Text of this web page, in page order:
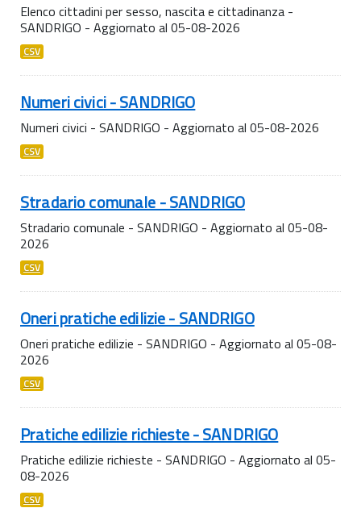
Elenco cittadini per sesso, nascita e cittadinanza -
SANDRIGO - Aggiornato al 05-08-2026
CSV
Numeri civici - SANDRIGO
Numeri civici - SANDRIGO - Aggiornato al 05-08-2026
CSV
Stradario comunale - SANDRIGO
Stradario comunale - SANDRIGO - Aggiornato al 05-08-
2026
CSV
Oneri pratiche edilizie - SANDRIGO
Oneri pratiche edilizie - SANDRIGO - Aggiornato al 05-08-
2026
CSV
Pratiche edilizie richieste - SANDRIGO
Pratiche edilizie richieste - SANDRIGO - Aggiornato al 05-
08-2026
CSV